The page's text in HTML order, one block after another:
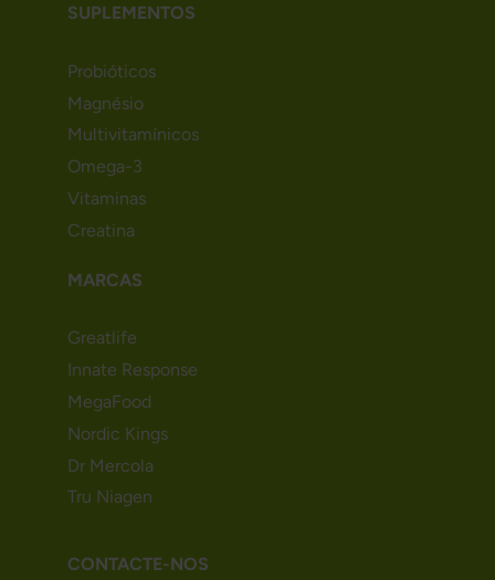
SUPLEMENTOS
Probióticos
Magnésio
Multivitamínicos
Omega-3
Vitaminas
Creatina
MARCAS
Greatlife
Innate Response
MegaFood
Nordic Kings
Dr Mercola
Tru Niagen
CONTACTE-NOS